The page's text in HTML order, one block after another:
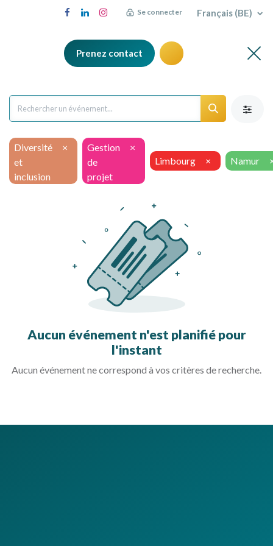
Se connecter Français (BE)
Prenez contact
Diversité
et
inclusion
×
Gestion
de
projet
×
Limbourg
× Namur
Aucun événement n'est planifié pour
l'instant
Aucun événement ne correspond à vos critères de recherche.